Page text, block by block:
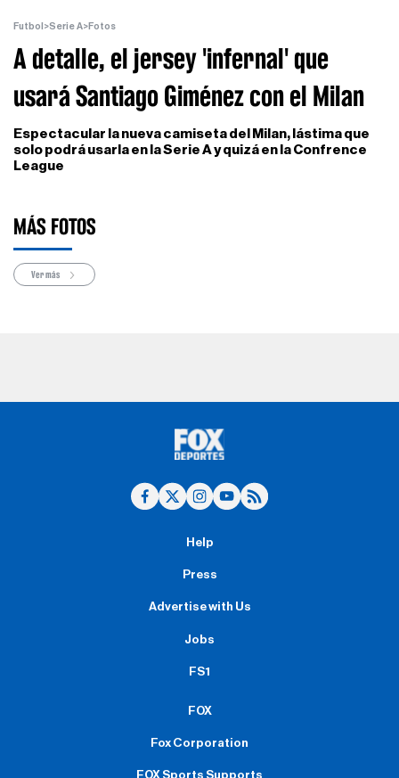
Futbol >Serie A>Fotos
A detalle, el jersey 'infernal' que
usará Santiago Giménez con el Milan
Espectacular la nueva camiseta del Milan, lástima que
solo podrá usarla en la Serie A y quizá en la Confrence
League
MÁS FOTOS
Ver más
Help
Press
Advertise with Us
Jobs
FS1
FOX
Fox Corporation